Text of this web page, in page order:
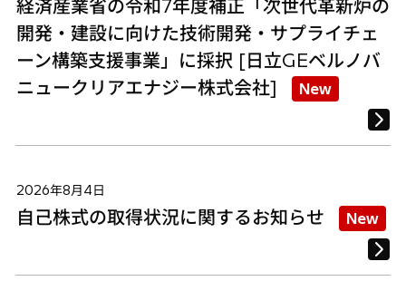
経済産業省の令和7年度補正「次世代革新炉の
開発・建設に向けた技術開発・サプライチェ
ーン構築支援事業」に採択 [日立GEベルノバ
ニュークリアエナジー株式会社]
New
2026年8月4日
自己株式の取得状況に関するお知らせ New